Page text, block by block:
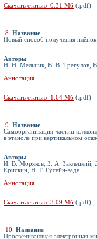
Скачать статью 0.31 Мб (.pdf)
8
Название
Новый способ получения
Авторы
Н. Н. Мельник, В. В. Трегулов,
Аннотация
Скачать статью 1.64 Мб (.pdf)
9
Название
Самоорганизация частиц
в этаноле при вертикальном
Авторы
И. В. Моряков, З. А.
Ерискин, Н. Г. Гусейн-заде
Аннотация
Скачать статью 3.09 Мб (.pdf)
10
Название
Просвечивающая электронная